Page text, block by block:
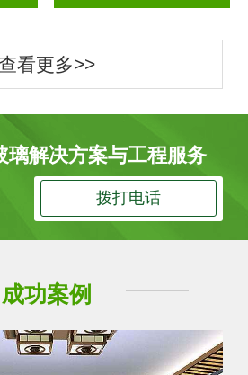
看更多>>
解决方案与工程服务
拨打电话
成功案例